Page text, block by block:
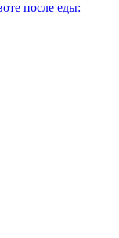
после еды: